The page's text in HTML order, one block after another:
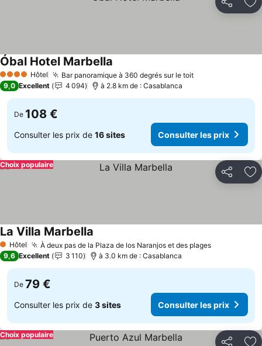
Partager
4 Étoiles Hôtel Bar panoramique à 360 degrés sur le toit
Óbal Hotel Marbella
9,0 Excellent 4 094 à 2.8 km de : Casablanca
De 108 €
Consulter les prix de 16 sites Consulter les prix
Partager
Choix populaire
1 Étoiles
Hôtel À deux pas de la Plaza de los Naranjos et des plages
La Villa Marbella
9,6 Excellent 3 110 à 3.0 km de : Casablanca
De 79 €
Consulter les prix de 3 sites Consulter les prix
Choix populaire